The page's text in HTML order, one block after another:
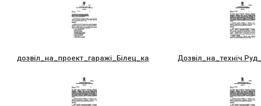
дозвiл_на_проект_гаражi_Бiлец_ка